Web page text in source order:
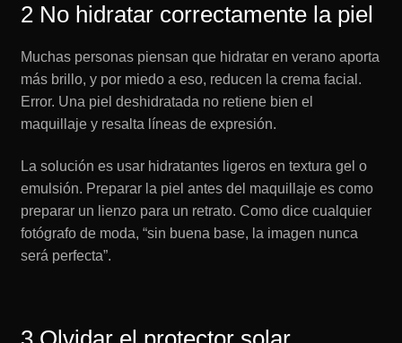
2 No hidratar correctamente la piel
Muchas personas piensan que hidratar en verano aporta
más brillo, y por miedo a eso, reducen la crema facial.
Error. Una piel deshidratada no retiene bien el
maquillaje y resalta líneas de expresión.
La solución es usar hidratantes ligeros en textura gel o
emulsión. Preparar la piel antes del maquillaje es como
preparar un lienzo para un retrato. Como dice cualquier
fotógrafo de moda, “sin buena base, la imagen nunca
será perfecta”.